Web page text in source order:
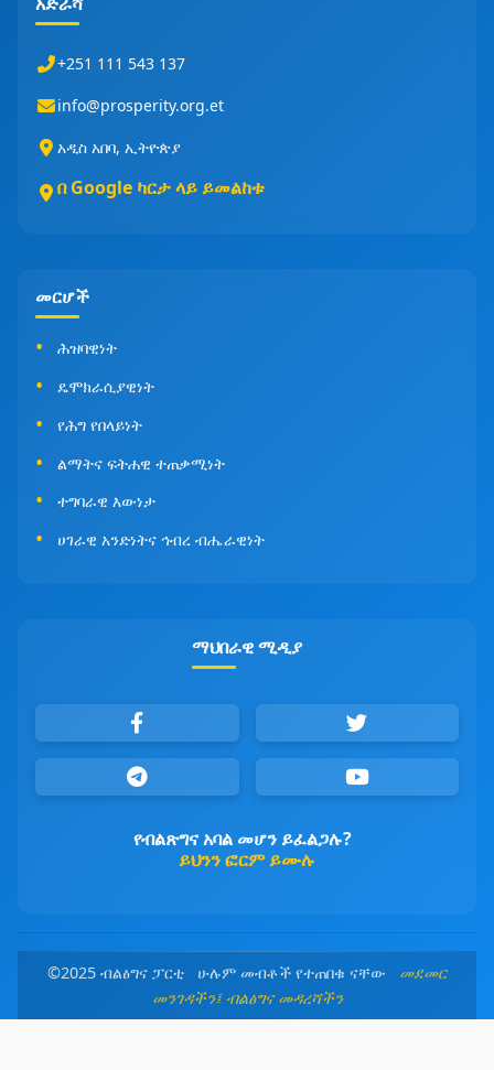
+251 111 543 137
info@prosperity.org.et
አዲስ አበባ, ኢትዮጵያ
በ Google ካርታ ላይ ይመልከቱ
መርሆች
ሕዝባዊነት
ዴሞክራሲያዊነት
የሕግ የበላይነት
ልማትና ፍትሐዊ ተጠቃሚነት
ተግባራዊ እውነታ
ሀገራዊ አንድነትና ኅብረ ብሔራዊነት
ማህበራዊ ሚዲያ
የብልጽግና አባል መሆን ይፈልጋሉ?
ይህንን ፎርም ይሙሉ
©2025 ብልፅግና ፓርቲ ሁሉም መብቶች የተጠበቁ ናቸው መደመር
መንገዳችን፤ ብልፅግና መዳረሻችን